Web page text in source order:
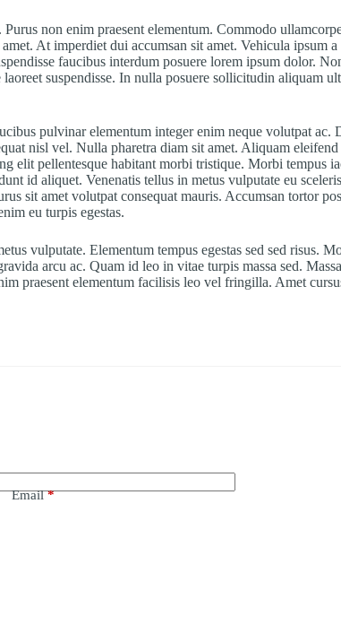
non enim praesent elementum. Commodo
At imperdiet dui accumsan sit amet. Vehicula ipsum
faucibus interdum posuere lorem ipsum dolor.
suspendisse. In nulla posuere sollicitudin aliquam
pulvinar elementum integer enim neque volutpat
nisl vel. Nulla pharetra diam sit amet. Aliquam
elit pellentesque habitant morbi tristique. Morbi tempus
id aliquet. Venenatis tellus in metus vulputate eu
sit amet volutpat consequat mauris. Accumsan tortor
eu turpis egestas.
vulputate. Elementum tempus egestas sed sed risus.
arcu ac. Quam id leo in vitae turpis massa sed.
praesent elementum facilisis leo vel fringilla. Amet
Email*